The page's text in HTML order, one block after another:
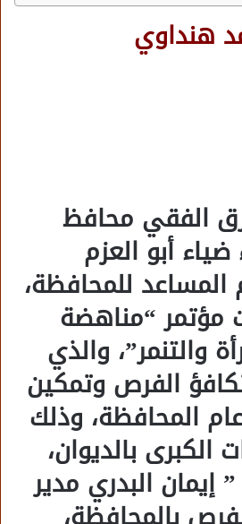
هنداوي
الفقي محافظ
أبو العزم
المساعد للمحافظة،
مؤتمر “مناهضة
والتنمر”، والذي
الفرص وتمكين
المحافظة، وذلك
الكبرى بالديوان،
إيمان البدري مدير